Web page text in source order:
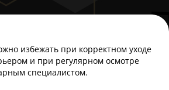
избежать при корректном уходе
и при регулярном осмотре
специалистом.